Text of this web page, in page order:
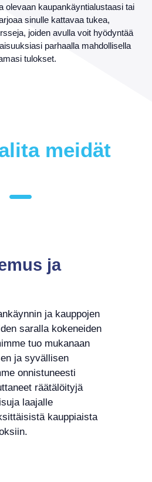
olevaan kaupankäyntialustaasi tai
sinulle kattavaa tukea,
joiden avulla voit hyödyntää
parhaalla mahdollisella
tulokset.
meidät
ja
ja kauppojen
saralla kokeneiden
tuo mukanaan
ja syvällisen
onnistuneesti
räätälöityjä
laajalle
kauppiaista